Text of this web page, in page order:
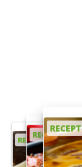
RECEPT
RECEPT
RECEPT